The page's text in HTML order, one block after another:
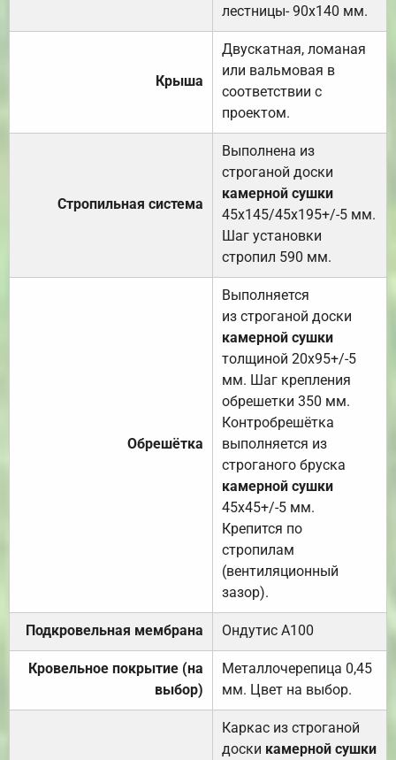
лестницы- 90х140 мм.
Крыша
Двускатная, ломаная
или вальмовая в
соответствии с
проектом.
Стропильная система
Выполнена из
строганой доски
камерной сушки
45х145/45х195+/-5 мм.
Шаг установки
стропил 590 мм.
Обрешётка
Выполняется
из строганой доски
камерной сушки
толщиной 20х95+/-5
мм. Шаг крепления
обрешетки 350 мм.
Контробрешётка
выполняется из
строганого бруска
камерной сушки
45х45+/-5 мм.
Крепится по
стропилам
(вентиляционный
зазор).
Подкровельная мембрана Ондутис А100
Кровельное покрытие (на
выбор)
Металлочерепица 0,45
мм. Цвет на выбор.
Каркас из строганой
доски камерной сушки